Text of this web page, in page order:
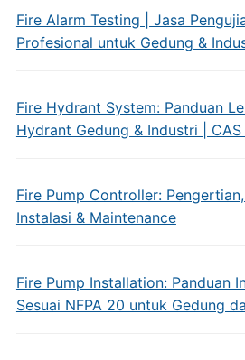
Fire Alarm Testing | Jasa
Profesional untuk Gedung &
Fire Hydrant System: Panduan
Hydrant Gedung & Industri | CAS
Fire Pump Controller:
Instalasi & Maintenance
Fire Pump Installation: Panduan
Sesuai NFPA 20 untuk Gedung